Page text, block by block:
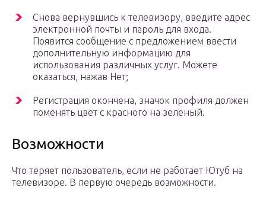
Снова вернувшись к телевизору, введите адрес
электронной почты и пароль для входа.
Появится сообщение с предложением ввести
дополнительную информацию для
использования различных услуг. Можете
оказаться, нажав Нет;
Регистрация окончена, значок профиля должен
поменять цвет с красного на зеленый.
Возможности
Что теряет пользователь, если не работает Ютуб на
телевизоре. В первую очередь возможности.